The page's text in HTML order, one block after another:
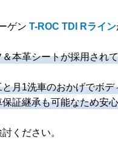
ゲン T-ROC TDI Rライン
本革シートが採用され
月1洗車のおかげでボ
証継承も可能なため安
ください。